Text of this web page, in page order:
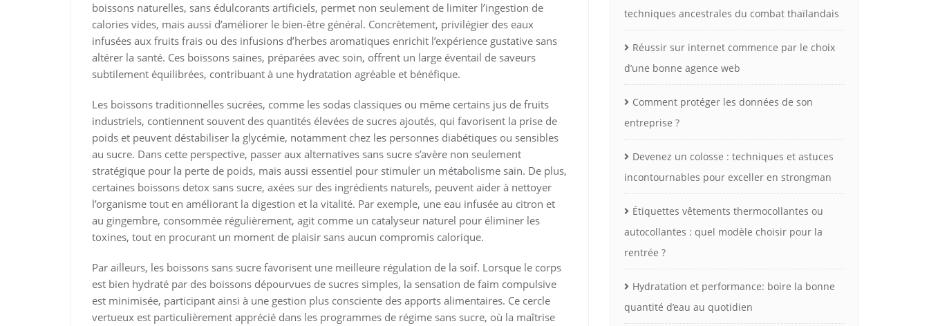
boissons naturelles, sans édulcorants artificiels, permet non seulement de limiter l’ingestion de
calories vides, mais aussi d’améliorer le bien-être général. Concrètement, privilégier des eaux
infusées aux fruits frais ou des infusions d’herbes aromatiques enrichit l’expérience gustative sans
altérer la santé. Ces boissons saines, préparées avec soin, offrent un large éventail de saveurs
subtilement équilibrées, contribuant à une hydratation agréable et bénéfique.
Les boissons traditionnelles sucrées, comme les sodas classiques ou même certains jus de fruits
industriels, contiennent souvent des quantités élevées de sucres ajoutés, qui favorisent la prise de
poids et peuvent déstabiliser la glycémie, notamment chez les personnes diabétiques ou sensibles
au sucre. Dans cette perspective, passer aux alternatives sans sucre s’avère non seulement
stratégique pour la perte de poids, mais aussi essentiel pour stimuler un métabolisme sain. De plus,
certaines boissons detox sans sucre, axées sur des ingrédients naturels, peuvent aider à nettoyer
l’organisme tout en améliorant la digestion et la vitalité. Par exemple, une eau infusée au citron et
au gingembre, consommée régulièrement, agit comme un catalyseur naturel pour éliminer les
toxines, tout en procurant un moment de plaisir sans aucun compromis calorique.
Par ailleurs, les boissons sans sucre favorisent une meilleure régulation de la soif. Lorsque le corps
est bien hydraté par des boissons dépourvues de sucres simples, la sensation de faim compulsive
est minimisée, participant ainsi à une gestion plus consciente des apports alimentaires. Ce cercle
vertueux est particulièrement apprécié dans les programmes de régime sans sucre, où la maîtrise
techniques ancestrales du combat thaïlandais
Réussir sur internet commence par le choix
d’une bonne agence web
Comment protéger les données de son
entreprise ?
Devenez un colosse : techniques et astuces
incontournables pour exceller en strongman
Étiquettes vêtements thermocollantes ou
autocollantes : quel modèle choisir pour la
rentrée ?
Hydratation et performance: boire la bonne
quantité d’eau au quotidien